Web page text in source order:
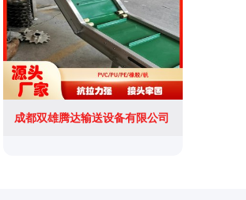
成都双雄腾达输送设备有限公司